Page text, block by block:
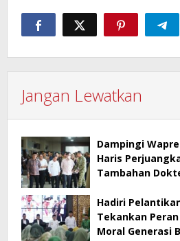
Jangan Lewatkan
Dampingi
Haris
Tambahan
Hadiri
Tekankan
Moral Generasi